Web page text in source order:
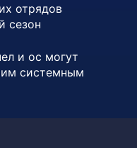
отрядов
сезон
и ос могут
системным